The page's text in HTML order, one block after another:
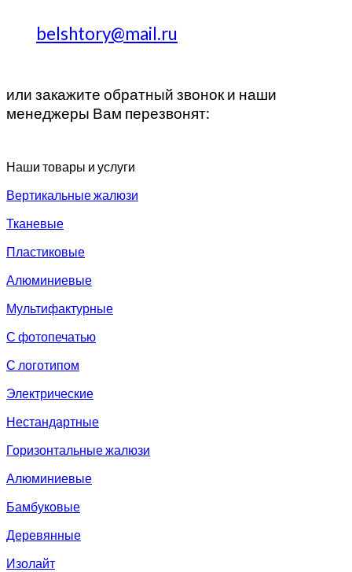
belshtory@mail.ru
или закажите обратный звонок и наши
менеджеры Вам перезвонят:
Наши товары и услуги
Вертикальные жалюзи
Тканевые
Пластиковые
Алюминиевые
Мультифактурные
С фотопечатью
С логотипом
Электрические
Нестандартные
Горизонтальные жалюзи
Алюминиевые
Бамбуковые
Деревянные
Изолайт